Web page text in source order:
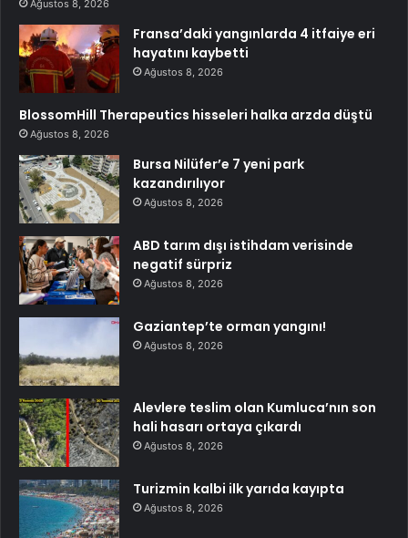
Ağustos 8, 2026
Fransa’daki yangınlarda 4 itfaiye eri
hayatını kaybetti
Ağustos 8, 2026
BlossomHill Therapeutics hisseleri halka arzda düştü
Ağustos 8, 2026
Bursa Nilüfer’e 7 yeni park
kazandırılıyor
Ağustos 8, 2026
ABD tarım dışı istihdam verisinde
negatif sürpriz
Ağustos 8, 2026
Gaziantep’te orman yangını!
Ağustos 8, 2026
Alevlere teslim olan Kumluca’nın son
hali hasarı ortaya çıkardı
Ağustos 8, 2026
Turizmin kalbi ilk yarıda kayıpta
Ağustos 8, 2026